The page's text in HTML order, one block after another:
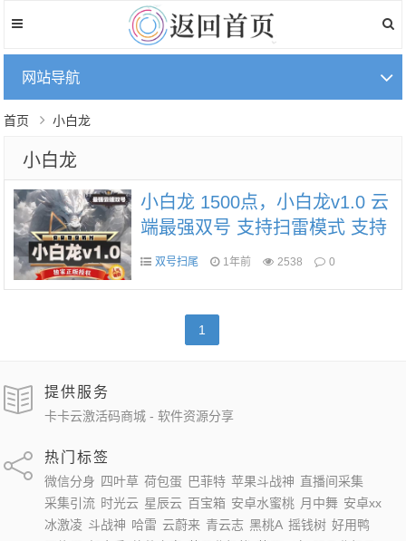
网站导航
首页 小白龙
小白龙
小白龙 1500点，小白龙v1.0 云
端最强双号 支持扫雷模式 支持
大小模式 支持尾数模式
双号扫尾 1年前 2538 0
1
提供服务
卡卡云激活码商城 - 软件资源分享
热门标签
微信分身 四叶草 荷包蛋 巴菲特 苹果斗战神 直播间采集
采集引流 时光云 星辰云 百宝箱 安卓水蜜桃 月中舞 安卓xx
冰激凌 斗战神 哈雷 云蔚来 青云志 黑桃A 摇钱树 好用鸭